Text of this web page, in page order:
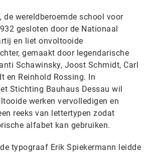
de wereldberoemde school voor
gesloten door de Nationaal
en liet onvoltooide
gemaakt door legendarische
Schawinsky, Joost Schmidt, Carl
en Reinhold Rossing. In
Stichting Bauhaus Dessau wil
werken vervolledigen en
reeks van lettertypen zodat
alfabet kan gebruiken.
typograaf Erik Spiekermann leidde